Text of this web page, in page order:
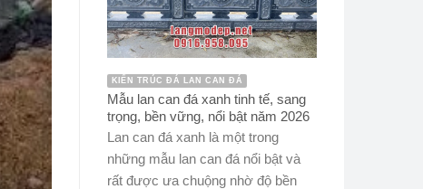
KIẾN TRÚC ĐÁ LAN CAN ĐÁ
Mẫu lan can đá xanh tinh tế, sang
trọng, bền vững, nổi bật năm 2026
Lan can đá xanh là một trong
những mẫu lan can đá nổi bật và
rất được ưa chuộng nhờ độ bền